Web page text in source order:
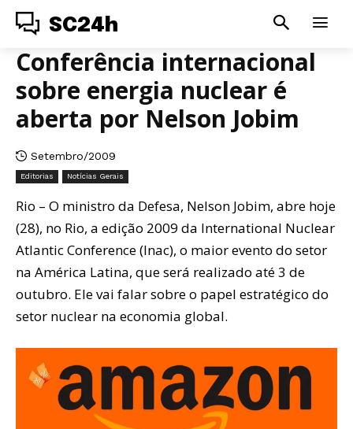
SC24h
Conferência internacional
sobre energia nuclear é
aberta por Nelson Jobim
Setembro/2009
Editorias Notícias Gerais
Rio – O ministro da Defesa, Nelson Jobim, abre hoje
(28), no Rio, a edição 2009 da International Nuclear
Atlantic Conference (Inac), o maior evento do setor
na América Latina, que será realizado até 3 de
outubro. Ele vai falar sobre o papel estratégico do
setor nuclear na economia global.